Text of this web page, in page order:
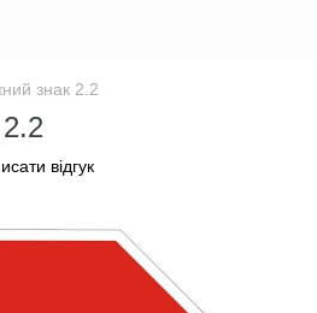
знак 2.2
відгук